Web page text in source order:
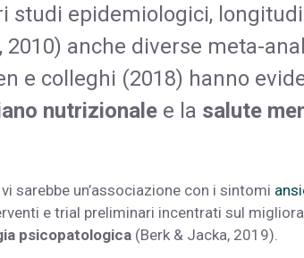
studi epidemiologici,
2010) anche diverse meta-
e colleghi (2018) hanno
nutrizionale e la salute
sarebbe un’associazione con i sintomi
e trial preliminari incentrati sul
psicopatologica (Berk & Jacka, 2019).